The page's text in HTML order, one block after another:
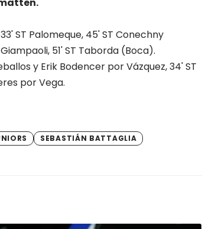
ST Palomeque, 45' ST Conechny
51' ST Taborda (Boca).
y Erik Bodencer por Vázquez, 34' ST
por Vega.
SEBASTIÁN BATTAGLIA